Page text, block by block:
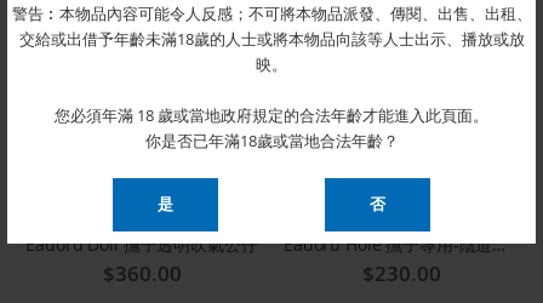
警告︰本物品內容可能令人反感；不可將本物品派發、傳閱、出售、出租、
交給或出借予年齡未滿18歲的人士或將本物品向該等人士出示、播放或放
映。
您必須年滿 18 歲或當地政府規定的合法年齡才能進入此頁面。
你是否已年滿18歲或當地合法年齡？
Eadoru Doll 撫子透明吹氣公仔
$360.00
Eadoru Hole 撫子專用-陰道自慰器 Asoko
$230.00